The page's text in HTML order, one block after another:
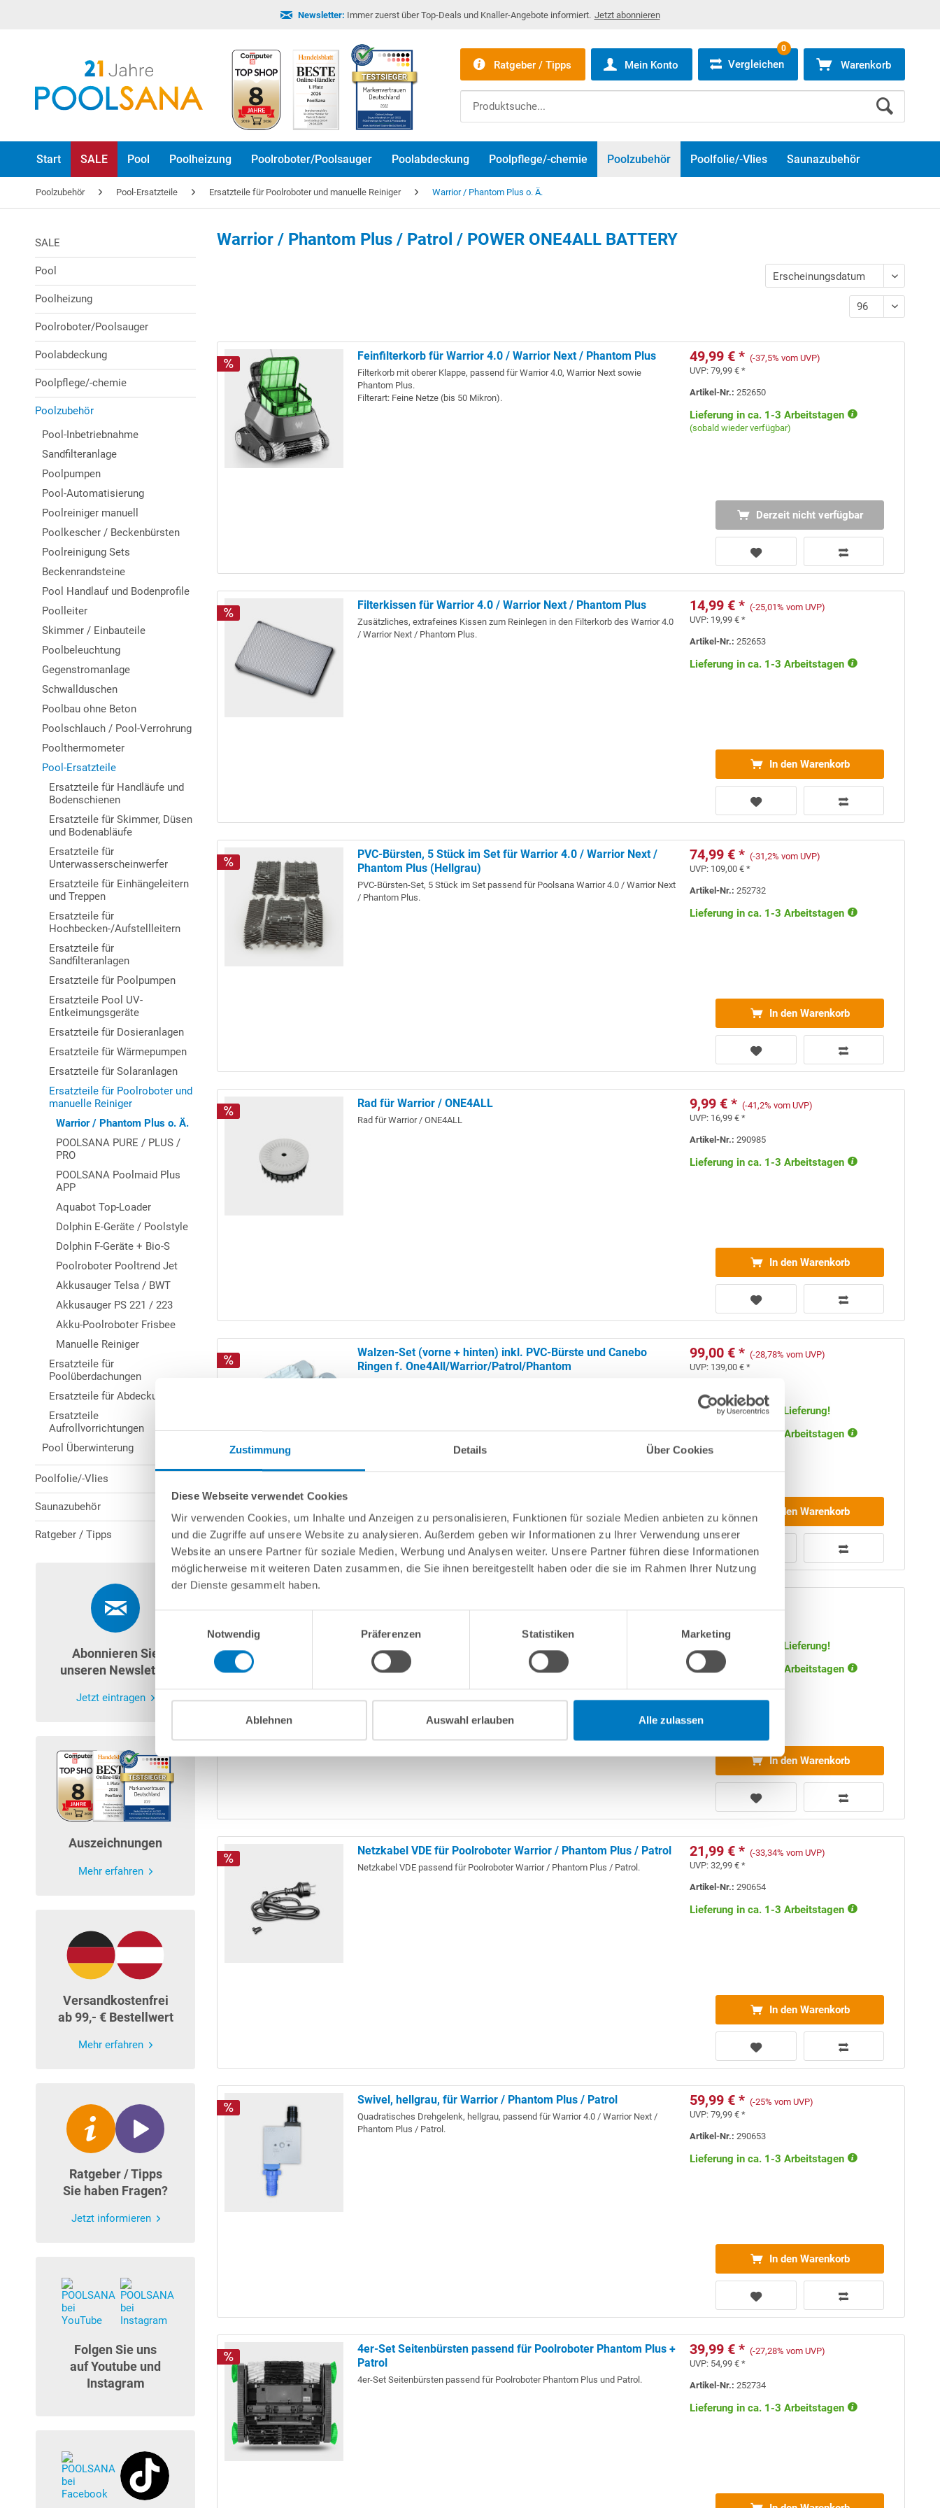
Zustimmung Details Über Cookies
Diese Webseite verwendet Cookies
Wir verwenden Cookies, um Inhalte und Anzeigen zu personalisieren, Funktionen für soziale Medien anbieten zu können
und die Zugriffe auf unsere Website zu analysieren. Außerdem geben wir Informationen zu Ihrer Verwendung unserer
Website an unsere Partner für soziale Medien, Werbung und Analysen weiter. Unsere Partner führen diese Informationen
möglicherweise mit weiteren Daten zusammen, die Sie ihnen bereitgestellt haben oder die sie im Rahmen Ihrer Nutzung
der Dienste gesammelt haben.
Notwendig
Präferenzen Statistiken Marketing
Ablehnen Auswahl erlauben Alle zulassen
Newsletter: Immer zuerst über Top-Deals und Knaller-Angebote informiert. Jetzt abonnieren
Ratgeber / Tipps Mein Konto Vergleichen
0
Warenkorb
Start SALE Pool Poolheizung Poolroboter/Poolsauger Poolabdeckung Poolpflege/-chemie Poolzubehör Poolfolie/-Vlies Saunazubehör
Poolzubehör Pool-Ersatzteile Ersatzteile für Poolroboter und manuelle Reiniger Warrior / Phantom Plus o. Ä.
SALE
Pool
Poolheizung
Poolroboter/Poolsauger
Poolabdeckung
Poolpflege/-chemie
Poolzubehör
Pool-Inbetriebnahme
Sandfilteranlage
Poolpumpen
Pool-Automatisierung
Poolreiniger manuell
Poolkescher / Beckenbürsten
Poolreinigung Sets
Beckenrandsteine
Pool Handlauf und Bodenprofile
Poolleiter
Skimmer / Einbauteile
Poolbeleuchtung
Gegenstromanlage
Schwallduschen
Poolbau ohne Beton
Poolschlauch / Pool-Verrohrung
Poolthermometer
Pool-Ersatzteile
Ersatzteile für Handläufe und
Bodenschienen
Ersatzteile für Skimmer, Düsen
und Bodenabläufe
Ersatzteile für
Unterwasserscheinwerfer
Ersatzteile für Einhängeleitern
und Treppen
Ersatzteile für
Hochbecken-/Aufstellleitern
Ersatzteile für
Sandfilteranlagen
Ersatzteile für Poolpumpen
Ersatzteile Pool UV-
Entkeimungsgeräte
Ersatzteile für Dosieranlagen
Ersatzteile für Wärmepumpen
Ersatzteile für Solaranlagen
Ersatzteile für Poolroboter und
manuelle Reiniger
Warrior / Phantom Plus o. Ä.
POOLSANA PURE / PLUS /
PRO
POOLSANA Poolmaid Plus
APP
Aquabot Top-Loader
Dolphin E-Geräte / Poolstyle
Dolphin F-Geräte + Bio-S
Poolroboter Pooltrend Jet
Akkusauger Telsa / BWT
Akkusauger PS 221 / 223
Akku-Poolroboter Frisbee
Manuelle Reiniger
Ersatzteile für
Poolüberdachungen
Ersatzteile für Abdeckungen
Ersatzteile
Aufrollvorrichtungen
Pool Überwinterung
Poolfolie/-Vlies
Saunazubehör
Ratgeber / Tipps
Abonnieren Sie
unseren Newsletter
Jetzt eintragen
Auszeichnungen
Mehr erfahren
Versandkostenfrei
ab 99,- € Bestellwert
Mehr erfahren
Ratgeber / Tipps
Sie haben Fragen?
Jetzt informieren
Folgen Sie uns
auf Youtube und
Instagram
Warrior / Phantom Plus / Patrol / POWER ONE4ALL BATTERY
Feinfilterkorb für Warrior 4.0 / Warrior Next / Phantom Plus
Filterkorb mit oberer Klappe, passend für Warrior 4.0, Warrior Next sowie
Phantom Plus.
Filterart: Feine Netze (bis 50 Mikron).
49,99 € * (-37,5% vom UVP)
UVP:79,99 € *
Artikel-Nr.:252650
Lieferung in ca. 1-3 Arbeitstagen
(sobald wieder verfügbar)
Derzeit nicht verfügbar
Filterkissen für Warrior 4.0 / Warrior Next / Phantom Plus
Zusätzliches, extrafeines Kissen zum Reinlegen in den Filterkorb des Warrior 4.0
/ Warrior Next / Phantom Plus.
14,99 € * (-25,01% vom UVP)
UVP: 19,99 € *
Artikel-Nr.:252653
Lieferung in ca. 1-3 Arbeitstagen
In den Warenkorb
PVC-Bürsten, 5 Stück im Set für Warrior 4.0 / Warrior Next /
Phantom Plus (Hellgrau)
PVC-Bürsten-Set, 5 Stück im Set passend für Poolsana Warrior 4.0 / Warrior Next
/ Phantom Plus.
74,99 € * (-31,2% vom UVP)
UVP: 109,00 € *
Artikel-Nr.:252732
Lieferung in ca. 1-3 Arbeitstagen
In den Warenkorb
Rad für Warrior / ONE4ALL
Rad für Warrior / ONE4ALL
9,99 € * (-41,2% vom UVP)
UVP: 16,99 € *
Artikel-Nr.:290985
Lieferung in ca. 1-3 Arbeitstagen
In den Warenkorb
Walzen-Set (vorne + hinten) inkl. PVC-Bürste und Canebo
Ringen f. One4All/Warrior/Patrol/Phantom
99,00 € * (-28,78% vom UVP)
UVP: 139,00 € *
Versandkostenfreie Lieferung!
Lieferung in ca. 1-3 Arbeitstagen
In den Warenkorb
Patrol 13 m.
Versandkostenfreie Lieferung!
Lieferung in ca. 1-3 Arbeitstagen
In den Warenkorb
Netzkabel VDE für Poolroboter Warrior / Phantom Plus / Patrol
Netzkabel VDE passend für Poolroboter Warrior / Phantom Plus / Patrol.
21,99 € * (-33,34% vom UVP)
UVP:32,99 € *
Artikel-Nr.:290654
Lieferung in ca. 1-3 Arbeitstagen
In den Warenkorb
Swivel, hellgrau, für Warrior / Phantom Plus / Patrol
Quadratisches Drehgelenk, hellgrau, passend für Warrior 4.0 / Warrior Next /
Phantom Plus / Patrol.
59,99 € * (-25% vom UVP)
UVP:79,99 € *
Artikel-Nr.:290653
Lieferung in ca. 1-3 Arbeitstagen
In den Warenkorb
4er-Set Seitenbürsten passend für Poolroboter Phantom Plus +
Patrol
4er-Set Seitenbürsten passend für Poolroboter Phantom Plus und Patrol.
39,99 € * (-27,28% vom UVP)
UVP: 54,99 € *
Artikel-Nr.:252734
Lieferung in ca. 1-3 Arbeitstagen